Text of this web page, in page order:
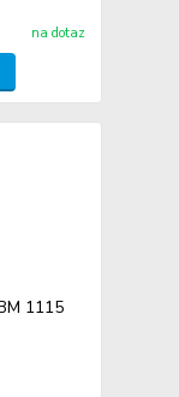
na dotaz